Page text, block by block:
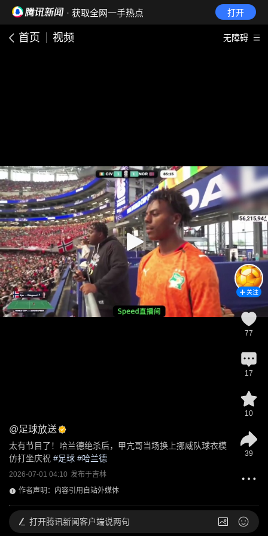
· 获取全网一手热点 打开
首页 视频 无障碍
@足球放送
太有节目了！哈兰德绝杀后，甲亢哥当场换上挪威队球衣模
仿打坐庆祝 #足球 #哈兰德
2026-07-01 04:10 发布于吉林
作者声明：内容引用自站外媒体
关注
77
17
10
39
打开腾讯新闻客户端说两句